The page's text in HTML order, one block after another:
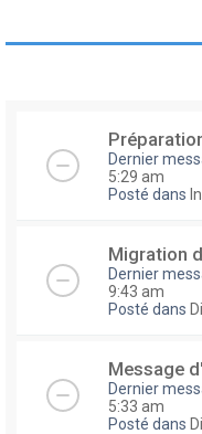
Dernier
5:29 am
Posté dans
Migration
Dernier
9:43 am
Posté dans
Message
Dernier
5:33 am
Posté dans